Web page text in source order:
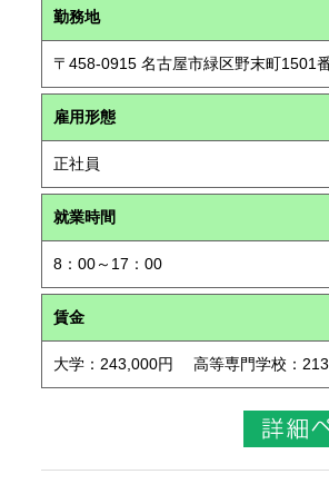
勤務地
〒458-0915 名古屋市緑区野末町1501
雇用形態
正社員
就業時間
8：00～17：00
賃金
大学：243,000円 高等専門学校：